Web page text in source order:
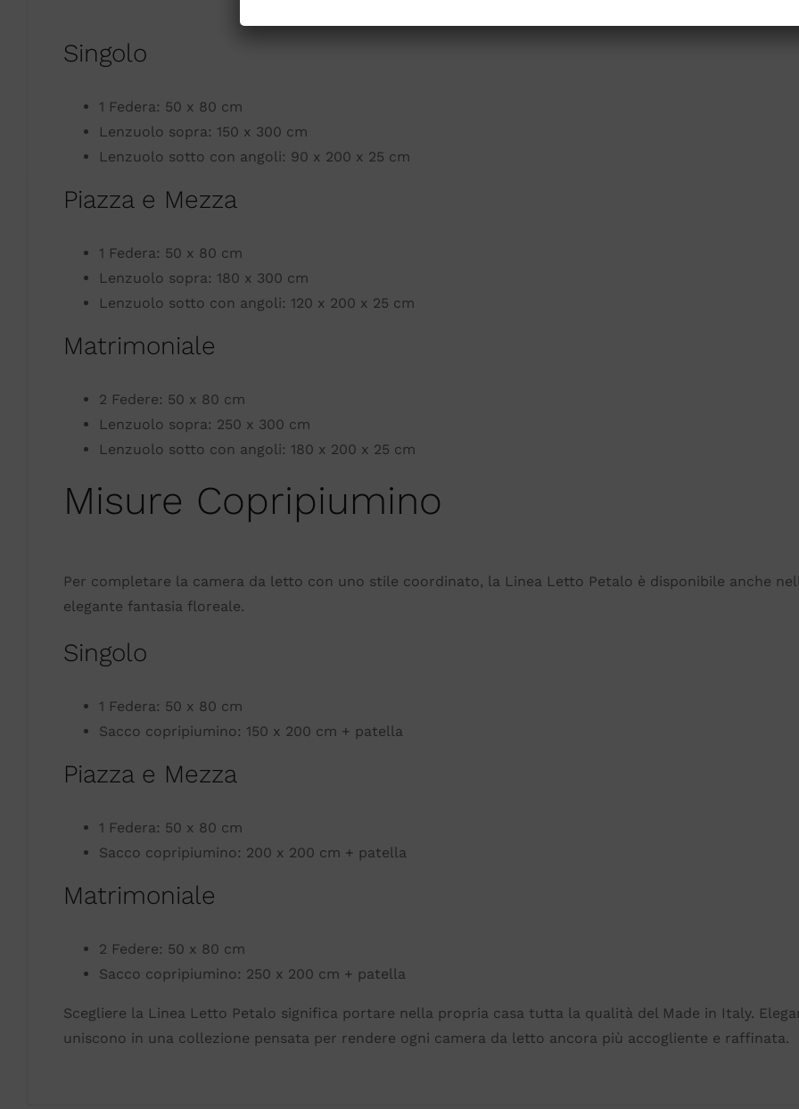
Singolo
1 Federa: 50 x 80 cm
Lenzuolo sopra: 150 x 300 cm
Lenzuolo sotto con angoli: 90 x 200 x 25 cm
Piazza e Mezza
1 Federa: 50 x 80 cm
Lenzuolo sopra: 180 x 300 cm
Lenzuolo sotto con angoli: 120 x 200 x 25 cm
Matrimoniale
2 Federe: 50 x 80 cm
Lenzuolo sopra: 250 x 300 cm
Lenzuolo sotto con angoli: 180 x 200 x 25 cm
Misure Copripiumino
Per completare la camera da letto con uno stile coordinato, la Linea Letto Petalo è disponibile anche
elegante fantasia floreale.
Singolo
1 Federa: 50 x 80 cm
Sacco copripiumino: 150 x 200 cm + patella
Piazza e Mezza
1 Federa: 50 x 80 cm
Sacco copripiumino: 200 x 200 cm + patella
Matrimoniale
2 Federe: 50 x 80 cm
Sacco copripiumino: 250 x 200 cm + patella
Scegliere la Linea Letto Petalo significa portare nella propria casa tutta la qualità del Made in Italy.
uniscono in una collezione pensata per rendere ogni camera da letto ancora più accogliente e raffinata.